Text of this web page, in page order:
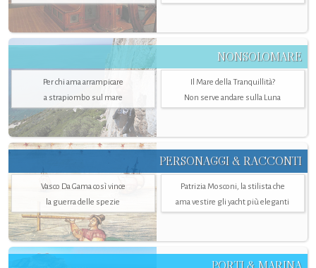
NONSOLOMARE
Per chi ama arrampicare
a strapiombo sul mare
Il Mare della Tranquillità?
Non serve andare sulla Luna
PERSONAGGI & RACCONTI
Vasco Da Gama così vince
la guerra delle spezie
Patrizia Mosconi, la stilista che
ama vestire gli yacht più eleganti